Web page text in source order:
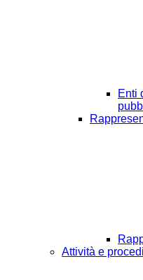
Enti
Attività e